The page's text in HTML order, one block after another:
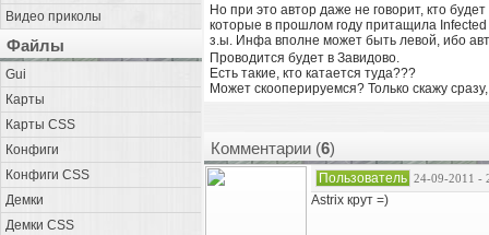
Видео приколы
Файлы
Gui
Карты
Карты CSS
Конфиги
Конфиги CSS
Демки
Демки CSS
Но при это автор даже не говорит, кто
которые в прошлом году притащила
з.ы. Инфа вполне может быть левой, ибо
Проводится будет в Завидово.
Есть такие, кто катается туда???
Может скооперируемся? Только скажу
Комментарии (6)
Пользователь 24-09-2011 -
Astrix крут =)